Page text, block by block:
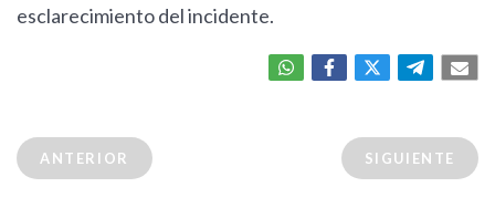
esclarecimiento del incidente.
ANTERIOR SIGUIENTE